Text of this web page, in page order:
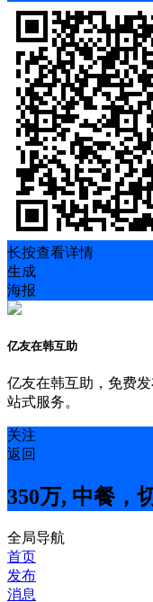
长按查看详情
生成
海报
亿友在韩互助
亿友在韩互助，免费
站式服务。
关注
返回
350万, 中餐，
全局导航
首页
发布
消息